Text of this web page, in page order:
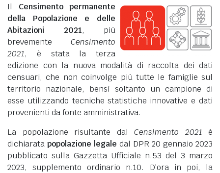
Il Censimento permanente
della Popolazione e delle
Abitazioni 2021, più
brevemente Censimento
2021, è stata la terza
edizione con la nuova modalità di raccolta dei dati
censuari, che non coinvolge più tutte le famiglie sul
territorio nazionale, bensì soltanto un campione di
esse utilizzando tecniche statistiche innovative e dati
provenienti da fonte amministrativa.
La popolazione risultante dal Censimento 2021 è
dichiarata popolazione legale dal DPR 20 gennaio 2023
pubblicato sulla Gazzetta Ufficiale n.53 del 3 marzo
2023, supplemento ordinario n.10. D'ora in poi, la